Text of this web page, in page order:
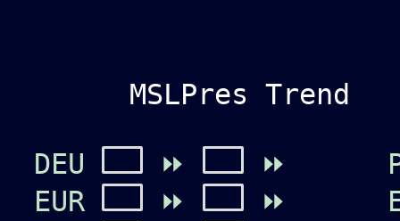
MSLPres Trend
DEU
⏩ ⏩
EUR
⏩ ⏩